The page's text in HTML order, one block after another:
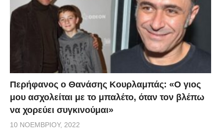
Περήφανος ο Θανάσης Κουρλαμπάς: «Ο γιος
μου ασχολείται με το μπαλέτο, όταν τον βλέπω
να χορεύει συγκινούμαι»
10 ΝΟΕΜΒΡΊΟΥ, 2022